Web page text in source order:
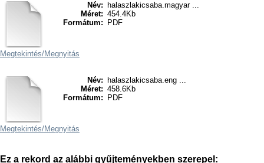
Név:
halaszlakicsaba.magyar ...
Méret: 454.4Kb
Formátum:
PDF
Megtekintés/Megnyitás
Név:
halaszlakicsaba.eng ...
Méret: 458.6Kb
Formátum:
PDF
Megtekintés/Megnyitás
Ez a rekord az alábbi gyűjteményekben szerepel: